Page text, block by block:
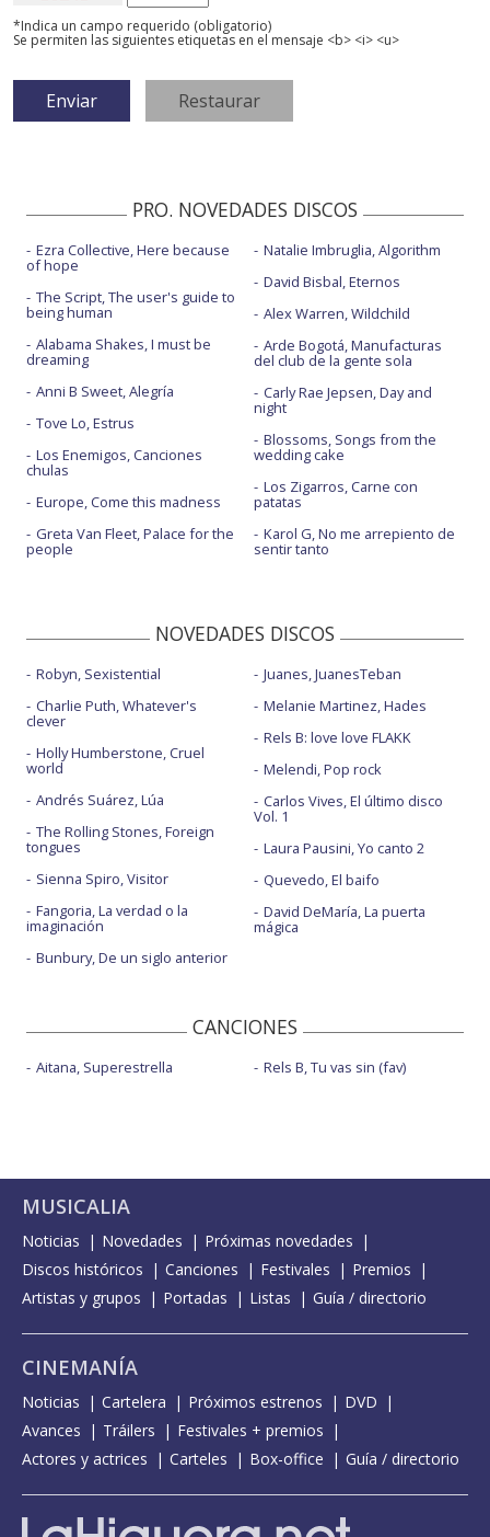
*Indica un campo requerido (obligatorio)
Se permiten las siguientes etiquetas en el mensaje <b> <i> <u>
PRO. NOVEDADES DISCOS
Ezra Collective, Here because
of hope
The Script, The user's guide to
being human
Alabama Shakes, I must be
dreaming
Anni B Sweet, Alegría
Tove Lo, Estrus
Los Enemigos, Canciones
chulas
Europe, Come this madness
Greta Van Fleet, Palace for the
people
Natalie Imbruglia, Algorithm
David Bisbal, Eternos
Alex Warren, Wildchild
Arde Bogotá, Manufacturas
del club de la gente sola
Carly Rae Jepsen, Day and
night
Blossoms, Songs from the
wedding cake
Los Zigarros, Carne con
patatas
Karol G, No me arrepiento de
sentir tanto
NOVEDADES DISCOS
Robyn, Sexistential
Charlie Puth, Whatever's
clever
Holly Humberstone, Cruel
world
Andrés Suárez, Lúa
The Rolling Stones, Foreign
tongues
Sienna Spiro, Visitor
Fangoria, La verdad o la
imaginación
Bunbury, De un siglo anterior
Juanes, JuanesTeban
Melanie Martinez, Hades
Rels B: love love FLAKK
Melendi, Pop rock
Carlos Vives, El último disco
Vol. 1
Laura Pausini, Yo canto 2
Quevedo, El baifo
David DeMaría, La puerta
mágica
CANCIONES
Aitana, Superestrella Rels B, Tu vas sin (fav)
MUSICALIA
Noticias Novedades
Próximas novedades
Discos históricos
Canciones Festivales
Premios
Artistas y grupos
Portadas Listas Guía / directorio
CINEMANÍA
Noticias Cartelera Próximos estrenos
DVD
Avances
Tráilers
Festivales + premios
Actores y actrices
Carteles Box-office Guía / directorio